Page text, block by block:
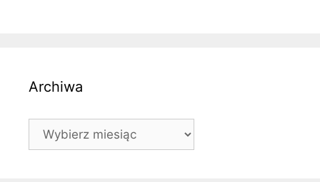
Archiwa
Archiwa